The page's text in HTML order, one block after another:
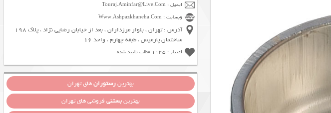
ایمیل : Touraj.Aminfar@Live.Com
وبسایت : Www.Ashpazkhaneha.Com
آدرس : تهران ، بلوار مرزداران ، بعد از خیابان رضایی نژاد ، پلاک 198
ساختمان پارمیس ، طبقه چهارم ، واحد 16
اعتبار : 1145 مطلب تایید شده
بهترینرستورانهای تهران
بهترینبستنیفروشی های تهران